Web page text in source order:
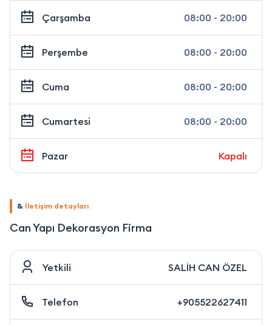
Çarşamba 08:00 - 20:00
Perşembe 08:00 - 20:00
Cuma 08:00 - 20:00
Cumartesi 08:00 - 20:00
Pazar Kapalı
& İletişim detayları
Can Yapı Dekorasyon Firma
Yetkili SALİH CAN ÖZEL
Telefon +905522627411